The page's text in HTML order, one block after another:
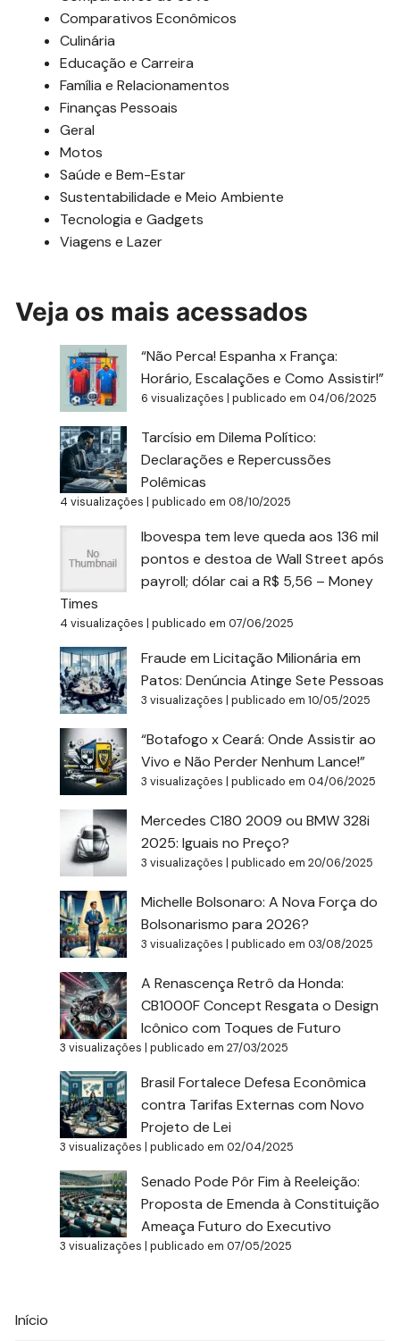
Comparativos Econômicos
Culinária
Educação e Carreira
Família e Relacionamentos
Finanças Pessoais
Geral
Motos
Saúde e Bem-Estar
Sustentabilidade e Meio Ambiente
Tecnologia e Gadgets
Viagens e Lazer
Veja os mais acessados
“Não Perca! Espanha x França:
Horário, Escalações e Como Assistir!”
6 visualizações |publicado em 04/06/2025
Tarcísio em Dilema Político:
Declarações e Repercussões
Polêmicas
4 visualizações |publicado em 08/10/2025
Ibovespa tem leve queda aos 136 mil
pontos e destoa de Wall Street após
payroll; dólar cai a R$ 5,56 – Money
Times
4 visualizações |publicado em 07/06/2025
Fraude em Licitação Milionária em
Patos: Denúncia Atinge Sete Pessoas
3 visualizações |publicado em 10/05/2025
“Botafogo x Ceará: Onde Assistir ao
Vivo e Não Perder Nenhum Lance!”
3 visualizações |publicado em 04/06/2025
Mercedes C180 2009 ou BMW 328i
2025: Iguais no Preço?
3 visualizações |publicado em 20/06/2025
Michelle Bolsonaro: A Nova Força do
Bolsonarismo para 2026?
3 visualizações |publicado em 03/08/2025
A Renascença Retrô da Honda:
CB1000F Concept Resgata o Design
Icônico com Toques de Futuro
3 visualizações |publicado em 27/03/2025
Brasil Fortalece Defesa Econômica
contra Tarifas Externas com Novo
Projeto de Lei
3 visualizações |publicado em 02/04/2025
Senado Pode Pôr Fim à Reeleição:
Proposta de Emenda à Constituição
Ameaça Futuro do Executivo
3 visualizações |publicado em 07/05/2025
Início